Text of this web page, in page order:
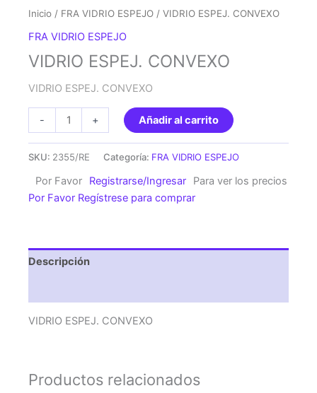
Inicio / FRA VIDRIO ESPEJO / VIDRIO ESPEJ. CONVEXO
FRA VIDRIO ESPEJO
VIDRIO ESPEJ. CONVEXO
VIDRIO ESPEJ. CONVEXO
-
ESPEJ.
+ Añadir al carrito
SKU: 2355/RE Categoría: FRA VIDRIO ESPEJO
Por Favor Registrarse/Ingresar
Para ver los precios
Por Favor Regístrese para comprar
Descripción
VIDRIO ESPEJ. CONVEXO
Productos relacionados